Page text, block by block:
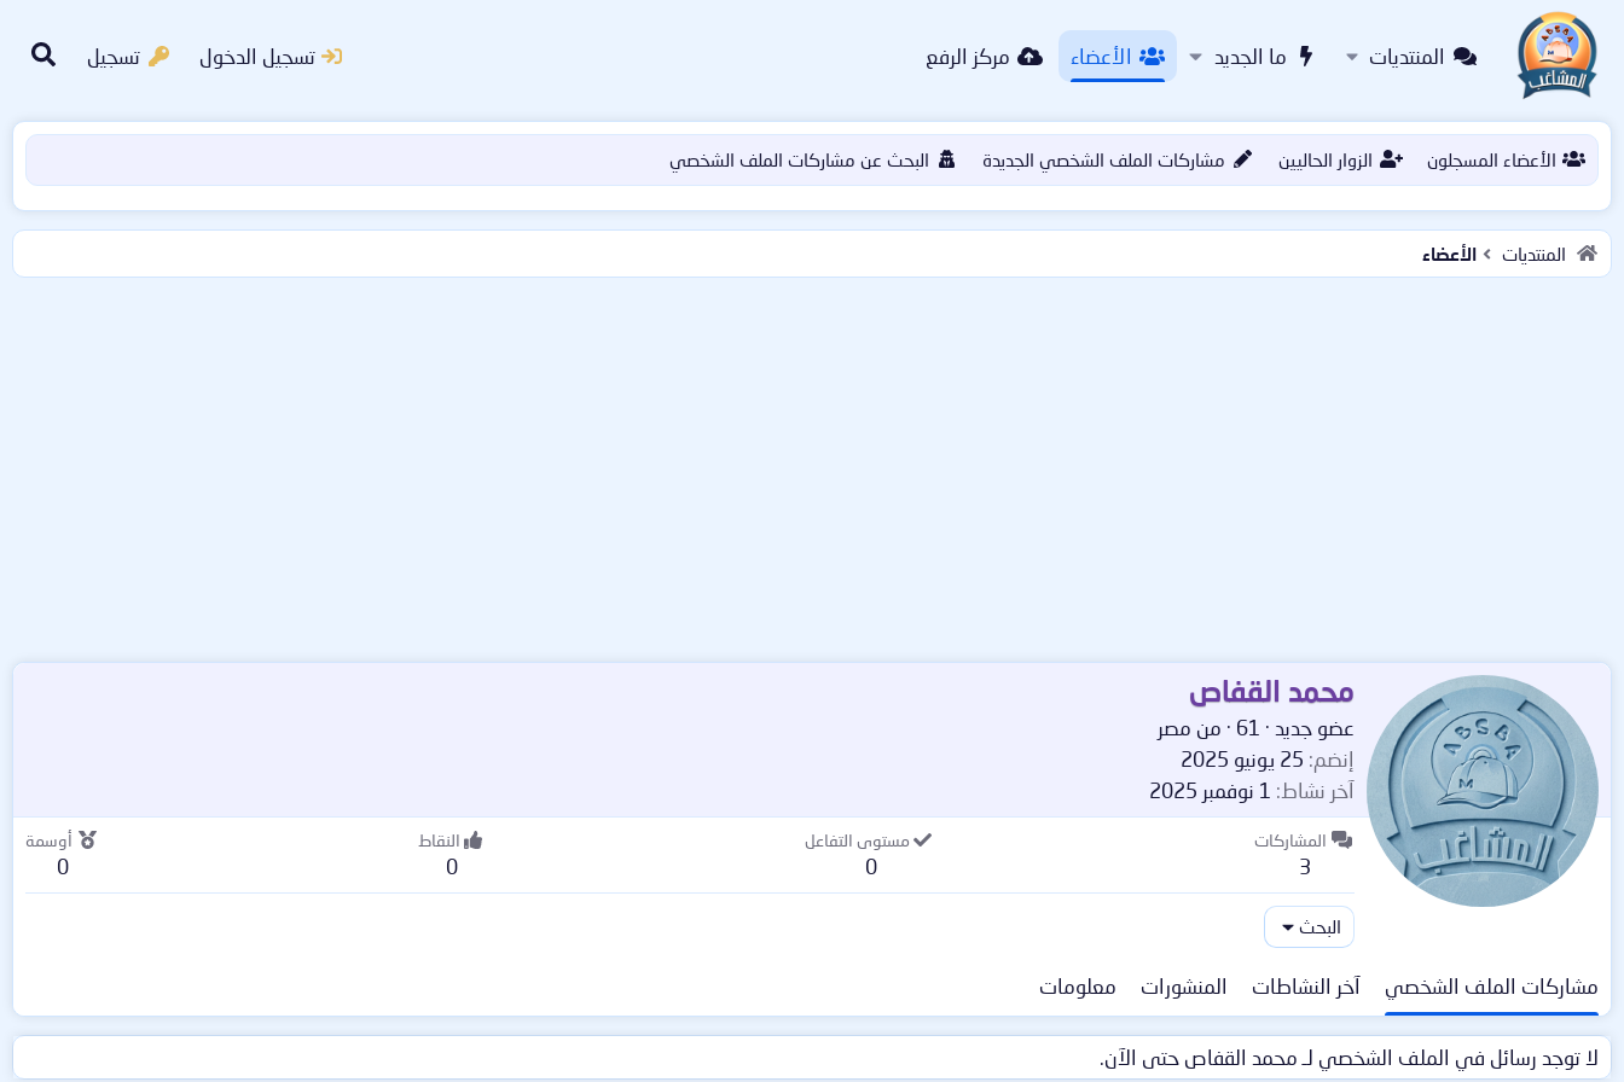
المنتديات ما الجديد الأعضاء مركز الرفع تسجيل الدخول تسجيل
الأعضاء المسجلون الزوار الحاليين مشاركات الملف الشخصي الجديدة البحث عن مشاركات الملف الشخصي
المنتديات الأعضاء
محمد القفاص
عضو جديد ·
· من مصر
إنضم 25 يونيو 2025
آخر نشاط
1 نوفمبر 2025
المشاركات
3
مستوى التفاعل
0
النقاط
0
أوسمة
0
البحث
مشاركات الملف الشخصي آخر النشاطات المنشورات معلومات
لا توجد رسائل في الملف الشخصي لـ محمد القفاص حتى الآن.